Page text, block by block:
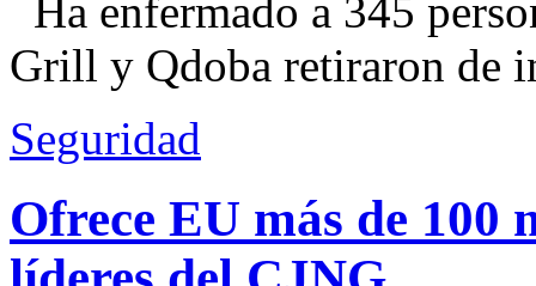
Ha enfermado a 345
Grill y Qdoba retiraron de
Seguridad
Ofrece EU más de 100